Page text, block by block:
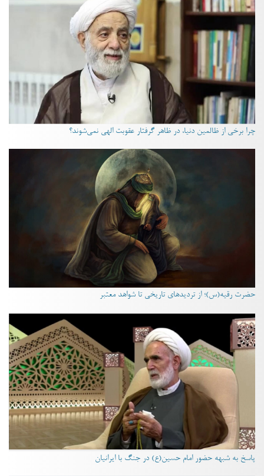
چرا برخی از ظالمین دنیا، در ظاهر گرفتار عقوبت الهی نمی‌شوند؟
حضرت رقیه(س)؛ از تردیدهای تاریخی تا شواهد معتبر
پاسخ به شبهه حضور امام حسین(ع) در جنگ با ایرانیان